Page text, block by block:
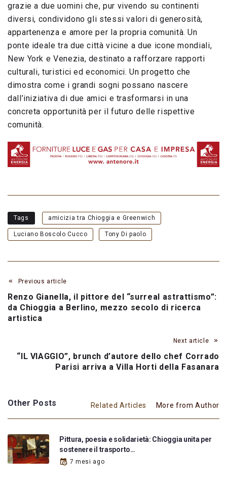
grazie a due uomini che, pur vivendo su continenti
diversi, condividono gli stessi valori di generosità,
appartenenza e amore per la propria comunità. Un
ponte ideale tra due città vicine a due icone mondiali,
New York e Venezia, destinato a rafforzare rapporti
culturali, turistici ed economici. Un progetto che
dimostra come i grandi sogni possano nascere
dall’iniziativa di due amici e trasformarsi in una
concreta opportunità per il futuro delle rispettive
comunità.
Tags amicizia tra Chioggia e Greenwich
Luciano Boscolo Cucco Tony Di paolo
Previous article
Renzo Gianella, il pittore del “surreal astrattismo”:
da Chioggia a Berlino, mezzo secolo di ricerca
artistica
Next article
“IL VIAGGIO”, brunch d’autore dello chef Corrado
Parisi arriva a Villa Horti della Fasanara
Other Posts Related Articles More from Author
Pittura, poesia e solidarietà: Chioggia unita per
sostenere il trasporto…
7 mesi ago